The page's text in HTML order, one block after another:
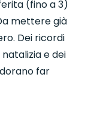
(fino a 3)
mettere già
Dei ricordi
e dei
far